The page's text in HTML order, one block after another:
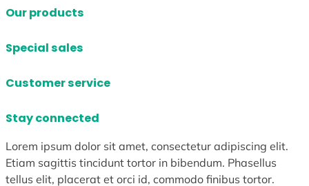
Our products
Special sales
Customer service
Stay connected
Lorem ipsum dolor sit amet, consectetur adipiscing elit.
Etiam sagittis tincidunt tortor in bibendum. Phasellus
tellus elit, placerat et orci id, commodo finibus tortor.